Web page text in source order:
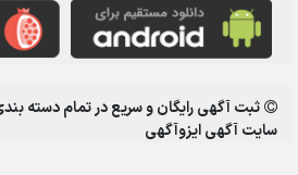
ثبت آگهی رایگان و سریع در تمام دسته
سایت آگهی ایزوآگهی